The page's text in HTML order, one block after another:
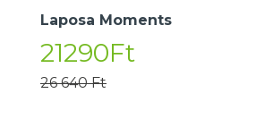
Laposa Moments
21290Ft
26 640 Ft